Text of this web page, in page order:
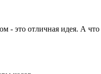
это отличная идея. А